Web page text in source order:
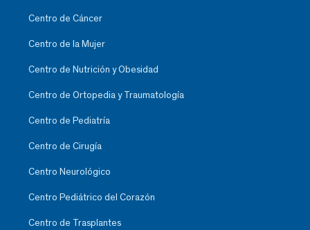
Centro de Cáncer
Centro de la Mujer
Centro de Nutrición y Obesidad
Centro de Ortopedia y Traumatología
Centro de Pediatría
Centro de Cirugía
Centro Neurológico
Centro Pediátrico del Corazón
Centro de Trasplantes